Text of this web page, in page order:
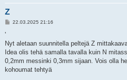
Z
V
t
i
22.03.2025 21:16
'
Nyt aletaan suunnitella peltejä Z
Idea olis tehä samalla tavalla kuin N
0,2mm messinki 0,3mm sijaan. Vois olla
kohoumat tehtyä